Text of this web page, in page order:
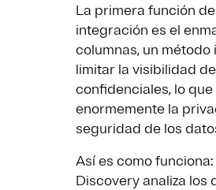
La primera función
integración es el
columnas, un
limitar la visibilidad
confidenciales, lo que
enormemente la
seguridad de los
Así es como
Discovery analiza los